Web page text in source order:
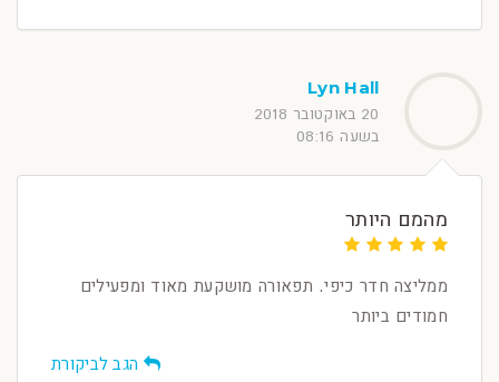
Lyn Hall
20 באוקטובר 2018
בשעה 08:16
מהמם היותר
ממליצה חדר כיפי. תפאורה מושקעת מאוד ומפעילים
חמודים ביותר
הגב לביקורת